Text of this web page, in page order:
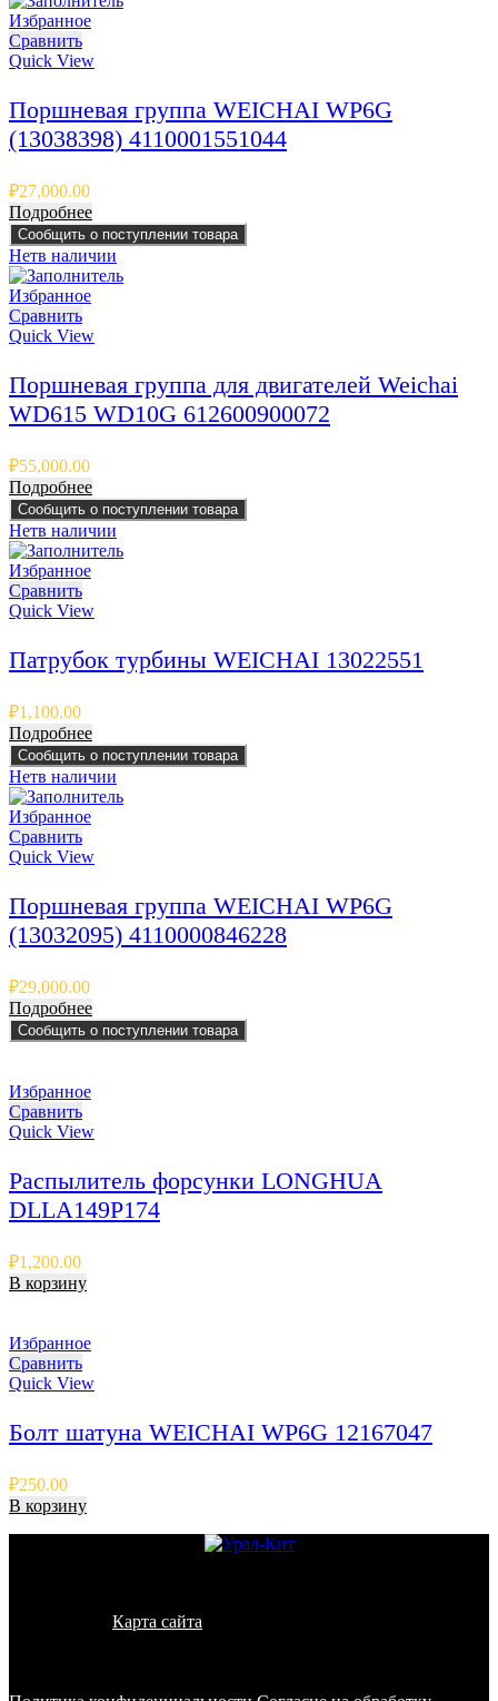
Избранное
Сравнить
Quick View
Поршневая группа WEICHAI WP6G
(13038398) 4110001551044
₽27,000.00
Подробнее
Сообщить о поступлении товара
Нетв наличии
Избранное
Сравнить
Quick View
Поршневая группа для двигателей Weichai
WD615 WD10G 612600900072
₽55,000.00
Подробнее
Сообщить о поступлении товара
Нетв наличии
Избранное
Сравнить
Quick View
Патрубок турбины WEICHAI 13022551
₽1,100.00
Подробнее
Сообщить о поступлении товара
Нетв наличии
Избранное
Сравнить
Quick View
Поршневая группа WEICHAI WP6G
(13032095) 4110000846228
₽29,000.00
Подробнее
Сообщить о поступлении товара
Избранное
Сравнить
Quick View
Распылитель форсунки LONGHUA
DLLA149P174
₽1,200.00
В корзину
Избранное
Сравнить
Quick View
Болт шатуна WEICHAI WP6G 12167047
₽250.00
В корзину
Карта сайта